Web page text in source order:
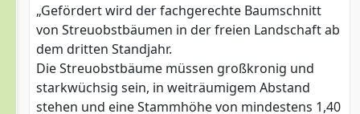
„Gefördert wird der fachgerechte Baumschnitt
von Streuobstbäumen in der freien Landschaft ab
dem dritten Standjahr.
Die Streuobstbäume müssen großkronig und
starkwüchsig sein, in weiträumigem Abstand
stehen und eine Stammhöhe von mindestens 1,40